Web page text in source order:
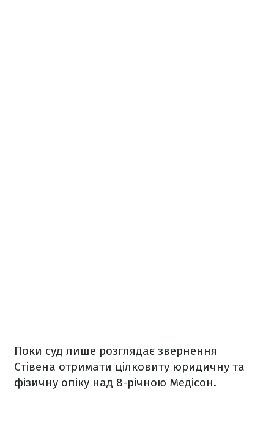
Поки суд лише розглядає звернення
Стівена отримати цілковиту юридичну та
фізичну опіку над 8-річною Медісон.